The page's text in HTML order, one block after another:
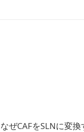
なぜCAFをSLNに変